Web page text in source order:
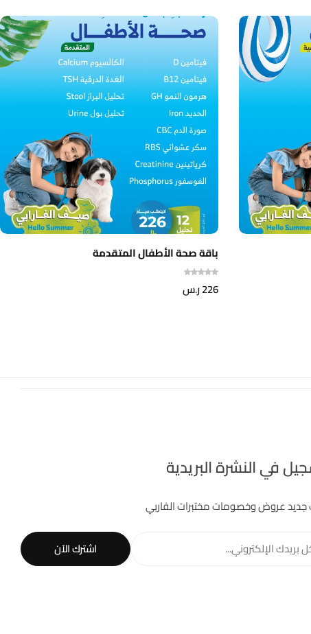
باقة صحة الأطفال المتقدمة
226ر.س
في النشرة البريدية
جديد عروض وخصومات مختبرات الفاربي
بريدك الإلكتروني...